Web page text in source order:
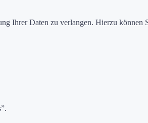
Ihrer Daten zu verlangen. Hierzu